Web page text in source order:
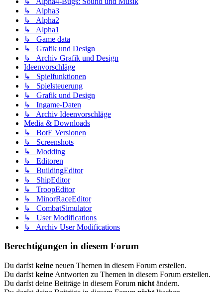
↳ Alpha3
↳ Alpha2
↳ Alpha1
↳ Game data
↳ Grafik und Design
↳ Archiv Grafik und Design
Ideenvorschläge
↳ Spielfunktionen
↳ Spielsteuerung
↳ Grafik und Design
↳ Ingame-Daten
↳ Archiv Ideenvorschläge
Media & Downloads
↳ BotE Versionen
↳ Screenshots
↳ Modding
↳ Editoren
↳ BuildingEditor
↳ ShipEditor
↳ TroopEditor
↳ MinorRaceEditor
↳ CombatSimulator
↳ User Modifications
↳ Archiv User Modifications
Berechtigungen in diesem Forum
Du darfst keine neuen Themen in diesem Forum erstellen.
Du darfst keine Antworten zu Themen in diesem Forum erstellen.
Du darfst deine Beiträge in diesem Forum nicht ändern.